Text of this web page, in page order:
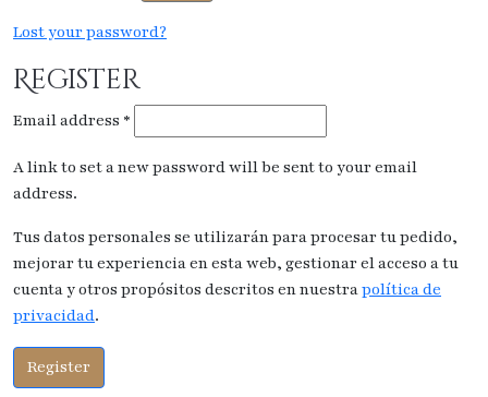
Lost your password?
Register
Email address *
A link to set a new password will be sent to your email
address.
Tus datos personales se utilizarán para procesar tu pedido,
mejorar tu experiencia en esta web, gestionar el acceso a tu
cuenta y otros propósitos descritos en nuestrapolítica de
privacidad.
Register